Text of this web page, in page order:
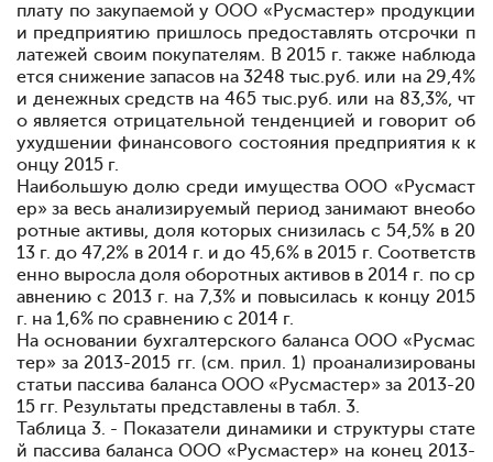
плату по закупаемой у ООО «Русмастер» продукции
и предприятию пришлось предоставлять отсрочки п
латежей своим покупателям. В 2015 г. также наблюда
ется снижение запасов на 3248 тыс.руб. или на 29,4%
и денежных средств на 465 тыс.руб. или на 83,3%, чт
о является отрицательной тенденцией и говорит об
ухудшении финансового состояния предприятия к к
онцу 2015 г.
Наибольшую долю среди имущества ООО «Русмаст
ер» за весь анализируемый период занимают внеобо
ротные активы, доля которых снизилась с 54,5% в 20
13 г. до 47,2% в 2014 г. и до 45,6% в 2015 г. Соответств
енно выросла доля оборотных активов в 2014 г. по ср
авнению с 2013 г. на 7,3% и повысилась к концу 2015
г. на 1,6% по сравнению с 2014 г.
На основании бухгалтерского баланса ООО «Русмас
тер» за 2013-2015 гг. (см. прил. 1) проанализированы
статьи пассива баланса ООО «Русмастер» за 2013-20
15 гг. Результаты представлены в табл. 3.
Таблица 3. - Показатели динамики и структуры стате
й пассива баланса ООО «Русмастер» на конец 2013-